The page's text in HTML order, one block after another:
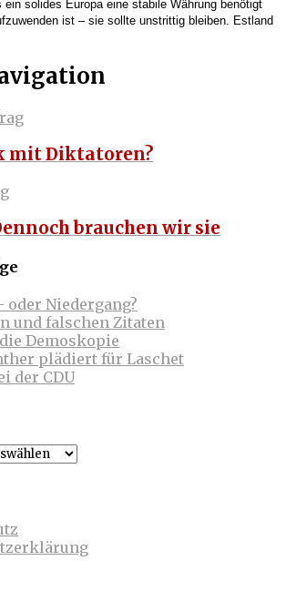
ein solides Europa eine stabile Währung benötigt
ist – sie sollte unstrittig bleiben. Estland
mit Diktatoren?
brauchen wir sie
oder Niedergang?
und falschen Zitaten
Demoskopie
plädiert für Laschet
der CDU